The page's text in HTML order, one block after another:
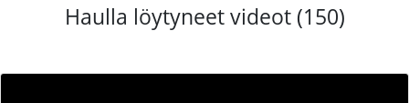
Haulla löytyneet videot (150)